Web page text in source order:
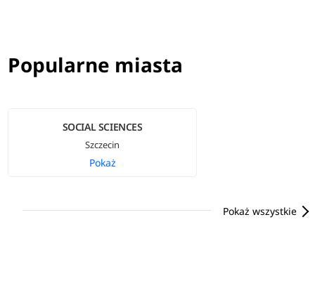
Popularne miasta
SOCIAL SCIENCES
Szczecin
Pokaż
Pokaż wszystkie